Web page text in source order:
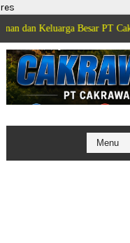
res
Besar PT Cakrawala